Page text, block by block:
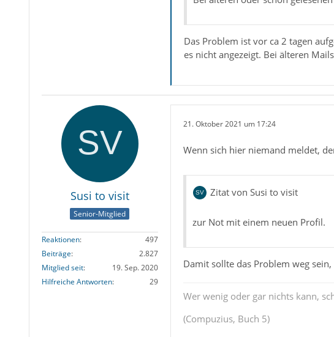
Das Problem ist vor ca 2 tagen
es nicht angezeigt. Bei älteren
Susi to visit
Senior-Mitglied
Reaktionen
497
Beiträge
2.827
Mitglied seit
19. Sep. 2020
Hilfreiche Antworten
29
21. Oktober 2021 um 17:24
Wenn sich hier niemand meldet,
Zitat von Susi to visit
zur Not mit einem neuen Profil.
Damit sollte das Problem weg
Wer wenig oder gar nichts kann,
(Compuzius, Buch 5)